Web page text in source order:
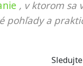
, v ktorom sa
pohľady a